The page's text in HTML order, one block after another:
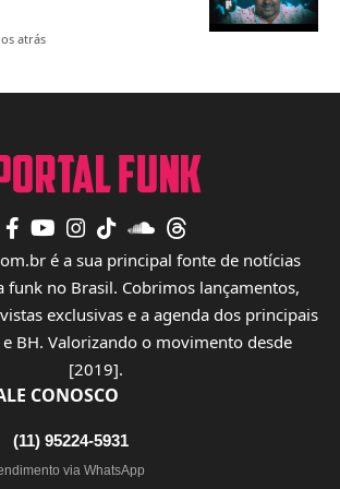
atrás
é a sua principal fonte de notícias
funk no Brasil. Cobrimos lançamentos,
exclusivas e a agenda dos principais
e BH. Valorizando o movimento desde
[2019].
CONOSCO
(11) 95224-5931
via WhatsApp